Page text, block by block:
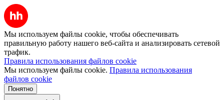
Мы используем файлы cookie, чтобы обеспечивать
правильную работу нашего веб-сайта и анализировать сетевой
трафик.
Правила использования файлов cookie
Мы используем файлы cookie. Правила использования
файлов cookie
Понятно